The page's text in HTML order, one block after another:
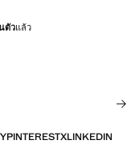
ตัวแล้ว
PINTERESTXLINKEDIN